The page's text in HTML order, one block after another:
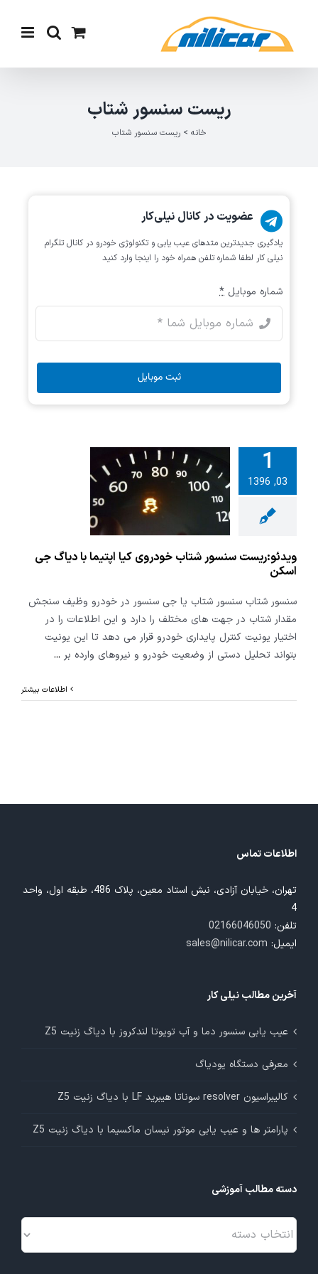
content
ریست سنسور شتاب
خانه >ریست سنسور شتاب
1
03, 1396سنسور
کیا
با دیاگ جی
ویدئو:ریست سنسور شتاب خودروی کیا اپتیما با دیاگ جی
اسکن
سنسور شتاب سنسور شتاب یا جی سنسور در خودرو وظیف سنجش
مقدار شتاب در جهت های مختلف را دارد و این اطلاعات را در
اختیار یونیت کنترل پایداری خودرو قرار می دهد تا این یونیت
بتواند تحلیل دستی از وضعیت خودرو و نیروهای وارده بر ...
اطلاعات بیشتر
عضویت در کانال نیلی‌کار
یادگیری جدیدترین متد‌های عیب یابی‌ و تکنولوژی خودرو در کانال تلگرام
نیلی کار لطفا شماره تلفن همراه خود را اینجا وارد کنید
شماره موبایل *
ثبت موبایل
اطلاعات تماس
تهران، خیابان آزادی، نبش استاد معین، پلاک 486، طبقه اول، واحد
4
تلفن: 02166046050
ایمیل: sales@nilicar.com
آخرین مطالب نیلی کار
عیب یابی سنسور دما و آب تویوتا لندکروز با دیاگ زنیت Z5
معرفی دستگاه یودیاگ
کالیبراسیون resolver سوناتا هیبرید LF با دیاگ زنیت Z5
پارامتر ها و عیب یابی موتور نیسان ماکسیما با دیاگ زنیت Z5
دسته مطالب آموزشی
دسته